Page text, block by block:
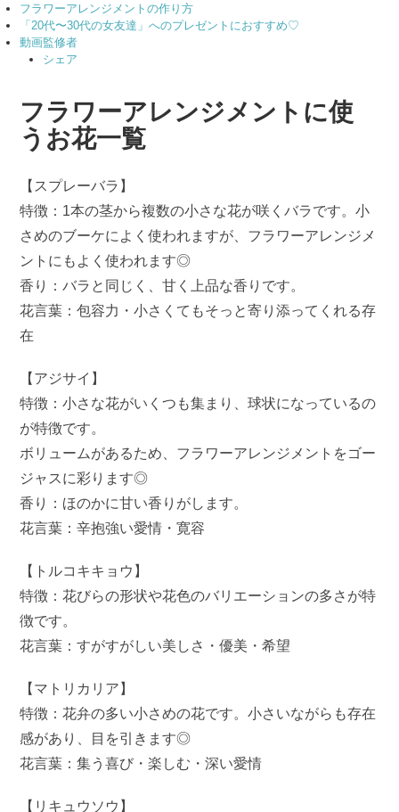
フラワーアレンジメントの作り方
「20代〜30代の女友達」へのプレゼントにおすすめ♡
動画監修者
シェア
フラワーアレンジメントに使
うお花一覧
【スプレーバラ】
特徴：1本の茎から複数の小さな花が咲くバラです。小
さめのブーケによく使われますが、フラワーアレンジメ
ントにもよく使われます◎
香り：バラと同じく、甘く上品な香りです。
花言葉：包容力・小さくてもそっと寄り添ってくれる存
在
【アジサイ】
特徴：小さな花がいくつも集まり、球状になっているの
が特徴です。
ボリュームがあるため、フラワーアレンジメントをゴー
ジャスに彩ります◎
香り：ほのかに甘い香りがします。
花言葉：辛抱強い愛情・寛容
【トルコキキョウ】
特徴：花びらの形状や花色のバリエーションの多さが特
徴です。
花言葉：すがすがしい美しさ・優美・希望
【マトリカリア】
特徴：花弁の多い小さめの花です。小さいながらも存在
感があり、目を引きます◎
花言葉：集う喜び・楽しむ・深い愛情
【リキュウソウ】